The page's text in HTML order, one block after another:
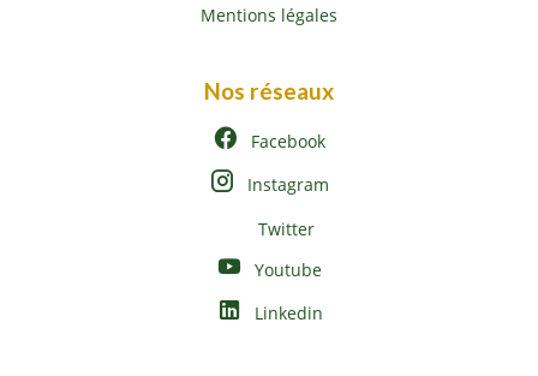
Mentions légales
Nos réseaux
Facebook
Instagram
Twitter
Youtube
Linkedin